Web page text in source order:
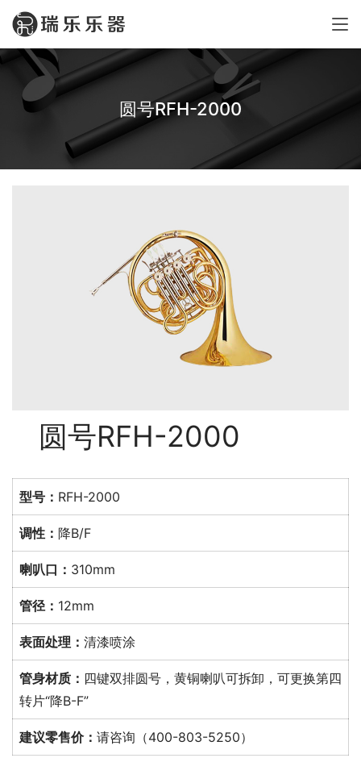
圆号RFH-2000
圆号RFH-2000
型号： RFH-2000
调性： 降B/F
喇叭口： 310mm
管径： 12mm
表面处理： 清漆喷涂
管身材质： 四键双排圆号，黄铜喇叭可拆卸，可更换第四
转片“降B-F”
建议零售价： 请咨询（400-803-5250）